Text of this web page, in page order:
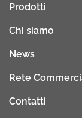
Prodotti
Chi siamo
News
Rete
Contatti